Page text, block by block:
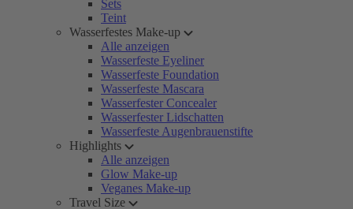
Sets
Teint
Wasserfestes Make-up
Alle anzeigen
Wasserfeste Eyeliner
Wasserfeste Foundation
Wasserfeste Mascara
Wasserfester Concealer
Wasserfester Lidschatten
Wasserfeste Augenbrauenstifte
Highlights
Alle anzeigen
Glow Make-up
Veganes Make-up
Travel Size